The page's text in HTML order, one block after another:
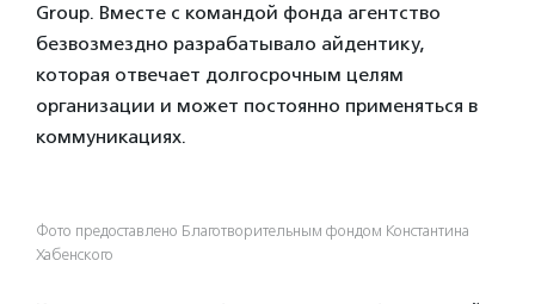
Group. Вместе с командой фонда агентство
безвозмездно разрабатывало айдентику,
которая отвечает долгосрочным целям
организации и может постоянно применяться в
коммуникациях.
Фото предоставлено Благотворительным фондом Константина
Хабенского